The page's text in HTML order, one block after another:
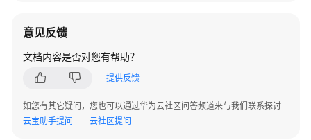
器
上
Linux
服
意见反馈
文档内容是否对您有帮助？
提供反馈
如您有其它疑问，您也可以通过华为云社区问答频道来与我们联系探讨
云宝助手提问
云社区提问